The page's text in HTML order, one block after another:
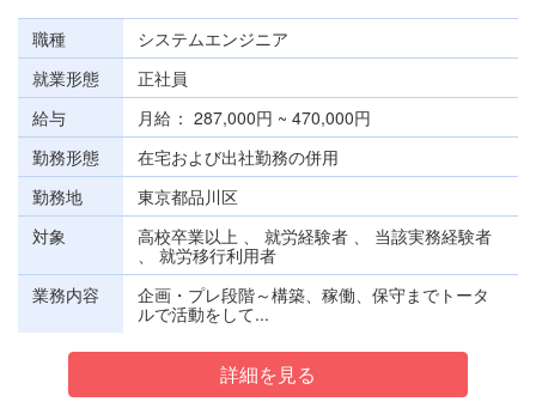
職種
システムエンジニア
就業形態
正社員
給与
月給
287,000円 ~ 470,000円
勤務形態
在宅および出社勤務の併用
勤務地
東京都品川区
対象
高校卒業以上 、 就労経験者 、 当該実務経験者
、 就労移行利用者
業務内容
企画・プレ段階～構築、稼働、保守までトータ
ルで活動をして...
詳細を見る